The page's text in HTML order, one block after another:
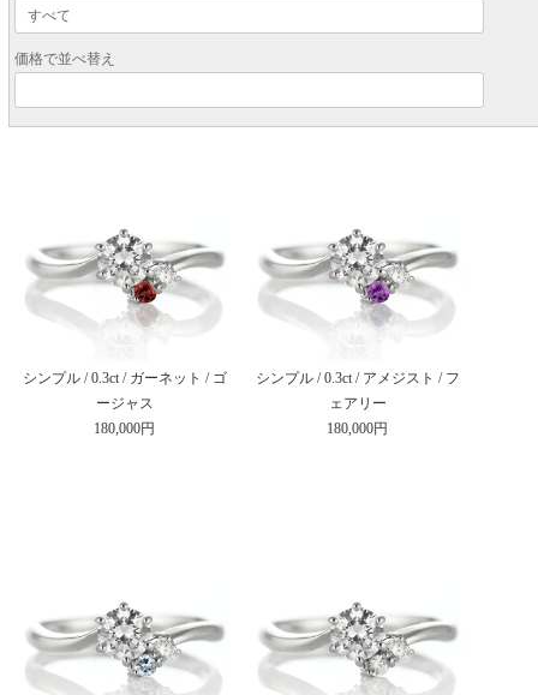
価格で並べ替え
シンプル / 0.3ct / ガーネット / ゴ
ージャス
180,000円
シンプル / 0.3ct / アメジスト / フ
ェアリー
180,000円